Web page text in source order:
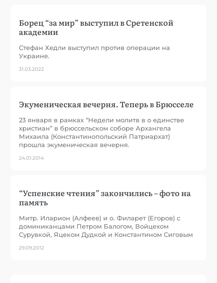
Борец “за мир” выступил в Сретенской
академии
Стефан Хедли выступил против операции на
Украине.
31.03.2022
Экуменическая вечерня. Теперь в Брюсселе
23 января в рамках “Недели молитв в о единстве
христиан” в брюссельском соборе Архангела
Михаила (Константинопольский Патриархат)
прошла экуменическая вечерня.
24.01.2014
“Успенские чтения” закончились – фото на
память
Митр. Иларион (Алфеев) и о. Филарет (Егоров) с
доминиканцами Петром Балогом, Войцехом
Сурувкой, Яцеком Дудкой и Константином Сиговым
29.09.2012